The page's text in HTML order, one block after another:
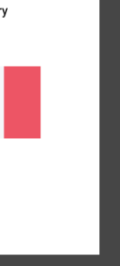
à la taille